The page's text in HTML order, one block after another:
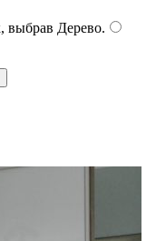
выбрав Дерево.